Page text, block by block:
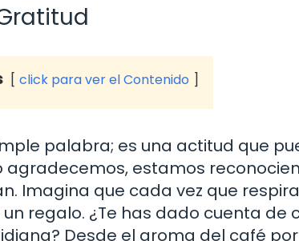
click para ver el Contenido
palabra; es una actitud que
agradecemos, estamos
Imagina que cada vez que
regalo. ¿Te has dado cuenta de
Desde el aroma del café